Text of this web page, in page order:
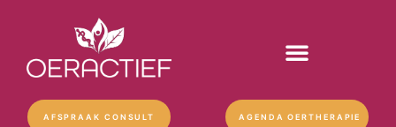
inhoud
AFSPRAAK CONSULT AGENDA OERTHERAPIE